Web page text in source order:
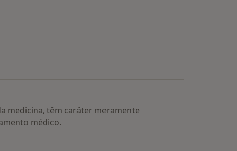
medicina, têm caráter meramente
médico.